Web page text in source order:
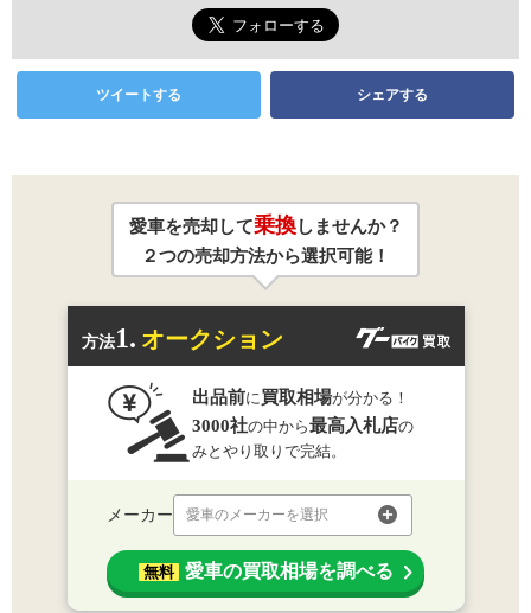
ツイートする シェアする
愛車を売却して乗換しませんか？
２つの売却方法から選択可能！
方法1. オークション
出品前に買取相場が分かる！
3000社の中から最高入札店の
みとやり取りで完結。
メーカー 愛車のメーカーを選択
無料 愛車の買取相場を調べる